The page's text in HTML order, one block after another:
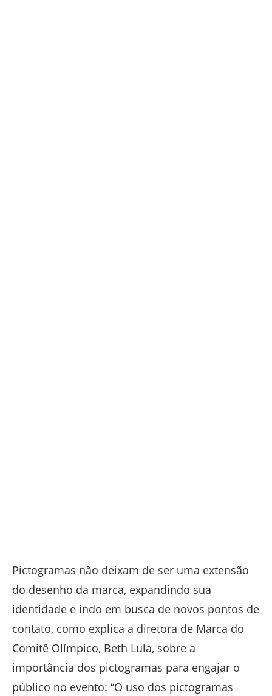
Pictogramas não deixam de ser uma extensão
do desenho da marca, expandindo sua
identidade e indo em busca de novos pontos de
contato, como explica a diretora de Marca do
Comitê Olímpico, Beth Lula, sobre a
importância dos pictogramas para engajar o
público no evento: “O uso dos pictogramas